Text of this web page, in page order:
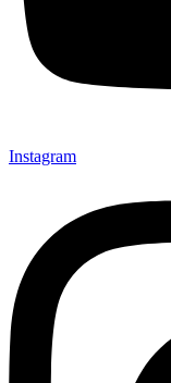
Instagram